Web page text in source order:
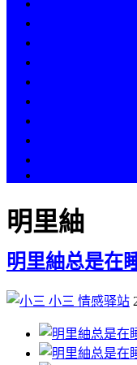
明里紬
明里紬总是在
小三 情感驿站